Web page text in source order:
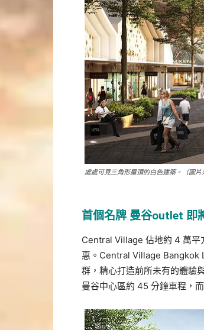
處處可見三角形屋頂的白色建築。（圖片
首個名牌 曼谷outlet 即
Central Village 佔地約 4 萬平
惠。Central Village Bangkok
群，精心打造前所未有的體驗
曼谷中心區約 45 分鐘車程，